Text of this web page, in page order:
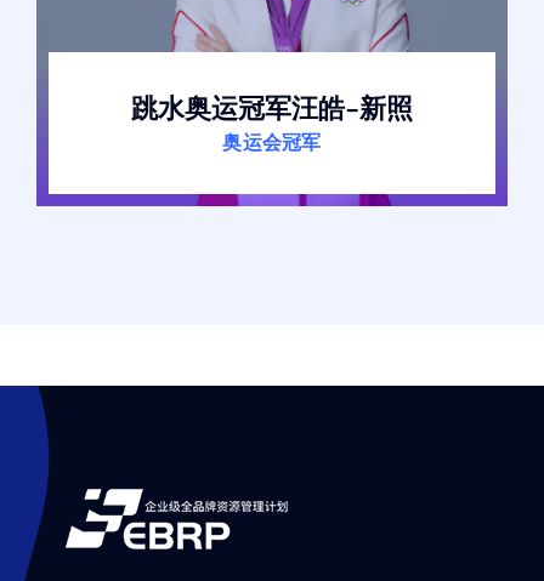
跳水奥运冠军汪皓-新照
奥运会冠军